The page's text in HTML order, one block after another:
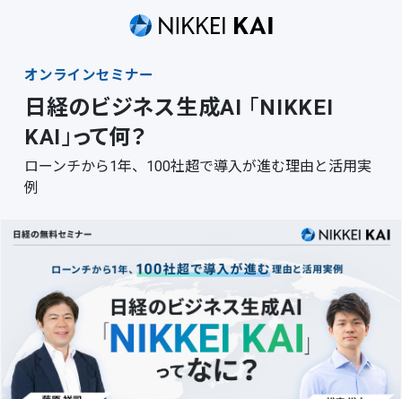
オンラインセミナー
日経のビジネス生成AI 「NIKKEI
KAI 」って何？
ローンチから1年、100社超で導入が進む理由と活用実
例